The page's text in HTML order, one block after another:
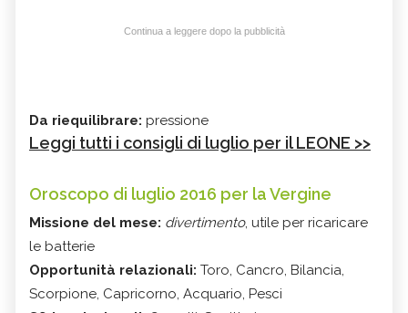
Continua a leggere dopo la pubblicità
Da riequilibrare: pressione
Leggi tutti i consigli di luglio per il LEONE >>
Oroscopo di luglio 2016 per la Vergine
Missione del mese: divertimento, utile per ricaricare
le batterie
Opportunità relazionali: Toro, Cancro, Bilancia,
Scorpione, Capricorno, Acquario, Pesci